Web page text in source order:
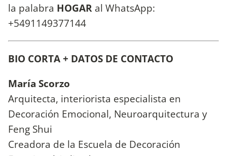
la palabra HOGAR al WhatsApp:
+5491149377144
BIO CORTA + DATOS DE CONTACTO
María Scorzo
Arquitecta, interiorista especialista en
Decoración Emocional, Neuroarquitectura y
Feng Shui
Creadora de la Escuela de Decoración